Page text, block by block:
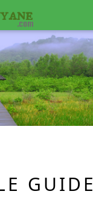
GUIDE